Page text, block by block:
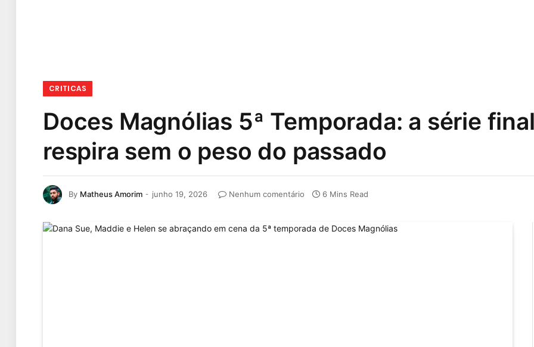
CRITICAS
Doces Magnólias 5ª Temporada: a série
respira sem o peso do passado
By Matheus Amorim junho 19, 2026 Nenhum comentário 6 Mins Read